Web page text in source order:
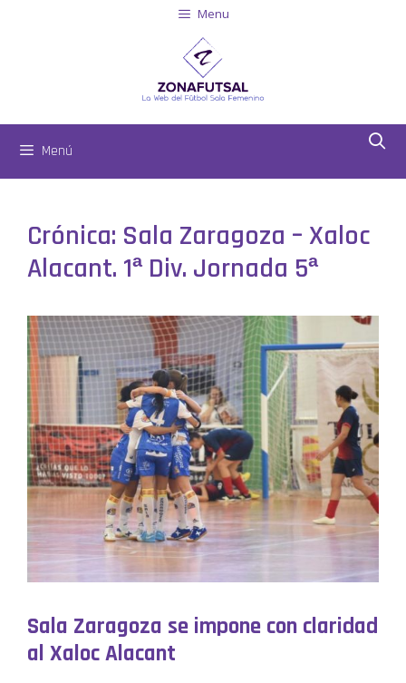
Menu
Menú
Crónica: Sala Zaragoza – Xaloc
Alacant. 1ª Div. Jornada 5ª
Sala Zaragoza se impone con claridad
al Xaloc Alacant